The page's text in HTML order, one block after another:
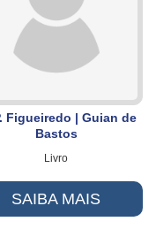
Figueiredo | Guian de
Bastos
Livro
SAIBA MAIS